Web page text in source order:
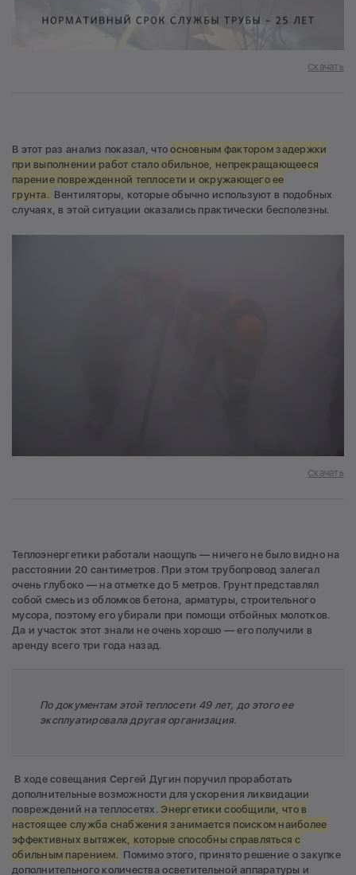
Скачать
В этот раз анализ показал, чтоосновным фактором задержки
при выполнении работ стало обильное, непрекращающееся
парение поврежденной теплосети и окружающего ее
грунта. Вентиляторы, которые обычно используют в подобных
случаях, в этой ситуации оказались практически бесполезны.
Скачать
Теплоэнергетики работали наощупь — ничего не было видно на
расстоянии 20 сантиметров. При этом трубопровод залегал
очень глубоко — на отметке до 5 метров. Грунт представлял
собой смесь из обломков бетона, арматуры, строительного
мусора, поэтому его убирали при помощи отбойных молотков.
Да и участок этот знали не очень хорошо — его получили в
аренду всего три года назад.
По документам этой теплосети 49 лет, до этого ее
эксплуатировала другая организация.
В ходе совещания Сергей Дугин поручил проработать
дополнительные возможности для ускорения ликвидации
повреждений на теплосетях. Энергетики сообщили, что в
настоящее служба снабжения занимается поиском наиболее
эффективных вытяжек, которые способны справляться с
обильным парением. Помимо этого, принято решение о закупке
дополнительного количества осветительной аппаратуры и